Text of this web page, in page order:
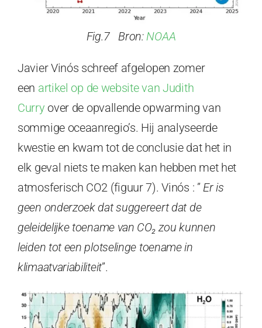
Fig.7 Bron:NOAA
Javier Vinós schreef afgelopen zomer
een artikel op de website van Judith
Curry over de opvallende opwarming van
sommige oceaanregio’s. Hij analyseerde
kwestie en kwam tot de conclusie dat het in
elk geval niets te maken kan hebben met het
atmosferisch CO2 (figuur 7). Vinós : ”Er is
geen onderzoek dat suggereert dat de
geleidelijke toename van CO₂ zou kunnen
leiden tot een plotselinge toename in
klimaatvariabiliteit”.